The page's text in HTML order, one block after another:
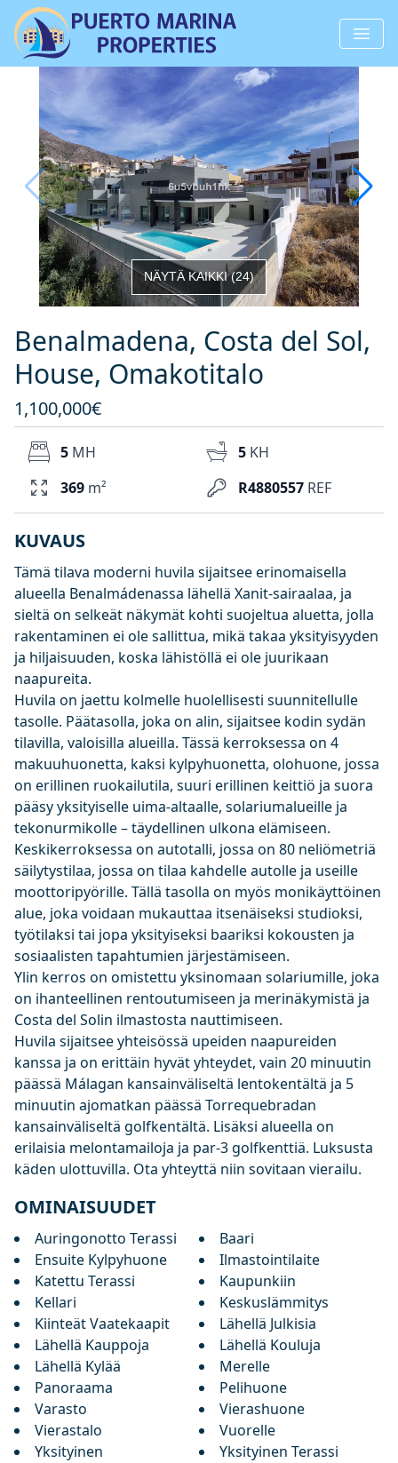
NÄYTÄ KAIKKI(24)
Benalmadena, Costa del Sol,
House, Omakotitalo
1,100,000€
R4880557 REF
5 MH 5 KH
369 m²
KUVAUS
Tämä tilava moderni huvila sijaitsee erinomaisella
alueella Benalmádenassa lähellä Xanit-sairaalaa, ja
sieltä on selkeät näkymät kohti suojeltua aluetta, jolla
rakentaminen ei ole sallittua, mikä takaa yksityisyyden
ja hiljaisuuden, koska lähistöllä ei ole juurikaan
naapureita.
Huvila on jaettu kolmelle huolellisesti suunnitellulle
tasolle. Päätasolla, joka on alin, sijaitsee kodin sydän
tilavilla, valoisilla alueilla. Tässä kerroksessa on 4
makuuhuonetta, kaksi kylpyhuonetta, olohuone, jossa
on erillinen ruokailutila, suuri erillinen keittiö ja suora
pääsy yksityiselle uima-altaalle, solariumalueille ja
tekonurmikolle – täydellinen ulkona elämiseen.
Keskikerroksessa on autotalli, jossa on 80 neliömetriä
säilytystilaa, jossa on tilaa kahdelle autolle ja useille
moottoripyörille. Tällä tasolla on myös monikäyttöinen
alue, joka voidaan mukauttaa itsenäiseksi studioksi,
työtilaksi tai jopa yksityiseksi baariksi kokousten ja
sosiaalisten tapahtumien järjestämiseen.
Ylin kerros on omistettu yksinomaan solariumille, joka
on ihanteellinen rentoutumiseen ja merinäkymistä ja
Costa del Solin ilmastosta nauttimiseen.
Huvila sijaitsee yhteisössä upeiden naapureiden
kanssa ja on erittäin hyvät yhteydet, vain 20 minuutin
päässä Málagan kansainväliseltä lentokentältä ja 5
minuutin ajomatkan päässä Torrequebradan
kansainväliseltä golfkentältä. Lisäksi alueella on
erilaisia melontamailoja ja par-3 golfkenttiä. Luksusta
käden ulottuvilla. Ota yhteyttä niin sovitaan vierailu.
OMINAISUUDET
Auringonotto Terassi
Baari
Ensuite Kylpyhuone
Ilmastointilaite
Katettu Terassi
Kaupunkiin
Kellari
Keskuslämmitys
Kiinteät Vaatekaapit
Lähellä Julkisia
Lähellä Kauppoja
Lähellä Kouluja
Lähellä Kylää
Merelle
Panoraama
Pelihuone
Varasto
Vierashuone
Vierastalo
Vuorelle
Yksityinen
Yksityinen Terassi